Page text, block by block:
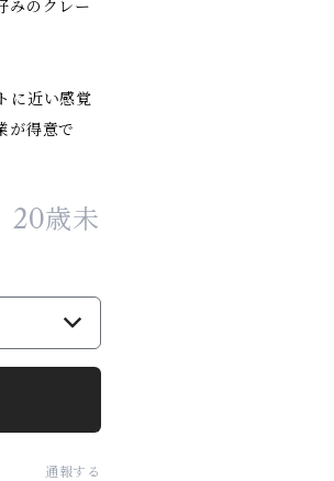
みのクレー
に近い感覚
が得意で
20歳未
通報する